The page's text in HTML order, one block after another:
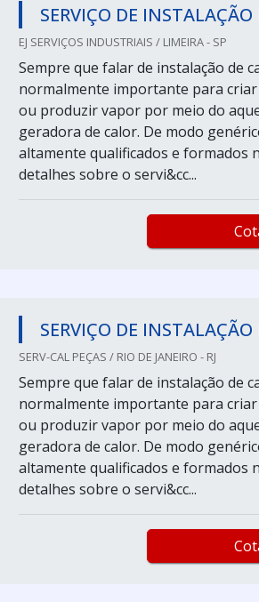
SERVIÇO DE INSTALAÇÃO
EJ SERVIÇOS INDUSTRIAIS / LIMEIRA - SP
Sempre que falar de instalação de
normalmente importante para
ou produzir vapor por meio do
geradora de calor. De modo
altamente qualificados e formados
detalhes sobre o servi&cc...
SERVIÇO DE INSTALAÇÃO
SERV-CAL PEÇAS / RIO DE JANEIRO - RJ
Sempre que falar de instalação de
normalmente importante para
ou produzir vapor por meio do
geradora de calor. De modo
altamente qualificados e formados
detalhes sobre o servi&cc...